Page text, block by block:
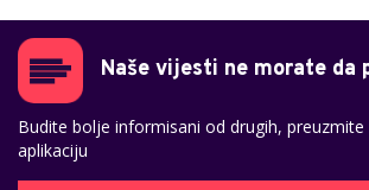
Naše vijesti ne morate da
Budite bolje informisani od drugih,
aplikaciju